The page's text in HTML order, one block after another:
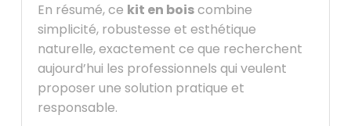
En résumé, ce kit en boiscombine
simplicité, robustesse et esthétique
naturelle, exactement ce que recherchent
aujourd’hui les professionnels qui veulent
proposer une solution pratique et
responsable.